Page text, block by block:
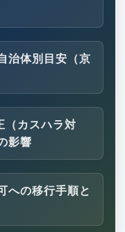
治体別目安（京
（カスハラ対
影響
への移行手順と